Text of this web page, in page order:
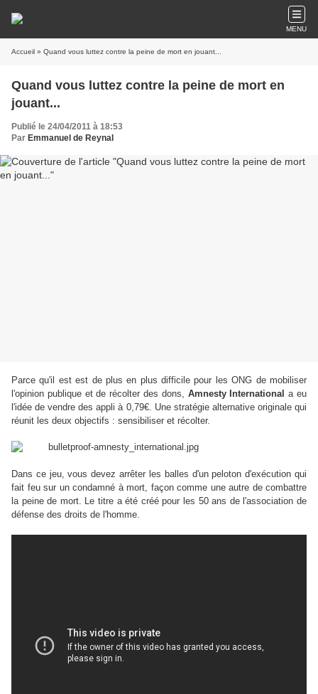
MENU
Accueil » Quand vous luttez contre la peine de mort en jouant...
Quand vous luttez contre la peine de mort en
jouant...
Publié le 24/04/2011 à 18:53
Par Emmanuel de Reynal
Parce qu'il est est de plus en plus difficile pour les ONG de mobiliser
l'opinion publique et de récolter des dons, Amnesty International a eu
l'idée de vendre des appli à 0,79€. Une stratégie alternative originale qui
réunit les deux objectifs : sensibiliser et récolter.
Dans ce jeu, vous devez arrêter les balles d'un peloton d'exécution qui
fait feu sur un condamné à mort, façon comme une autre de combattre
la peine de mort. Le titre a été créé pour les 50 ans de l'association de
défense des droits de l'homme.